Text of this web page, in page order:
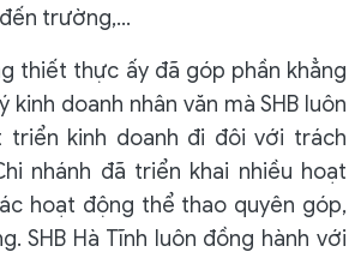
trường,...
thiết thực ấy đã góp phần khẳng
doanh nhân văn mà SHB luôn
triển kinh doanh đi đôi với trách
nhánh đã triển khai nhiều hoạt
hoạt động thể thao quyên góp,
SHB Hà Tĩnh luôn đồng hành với